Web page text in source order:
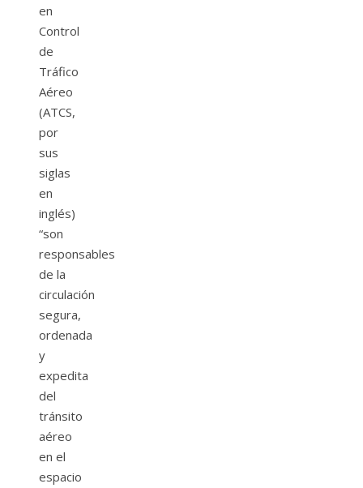
en
Control
de
Tráfico
Aéreo
(ATCS,
por
sus
siglas
en
inglés)
“son
responsables
de la
circulación
segura,
ordenada
y
expedita
del
tránsito
aéreo
en el
espacio